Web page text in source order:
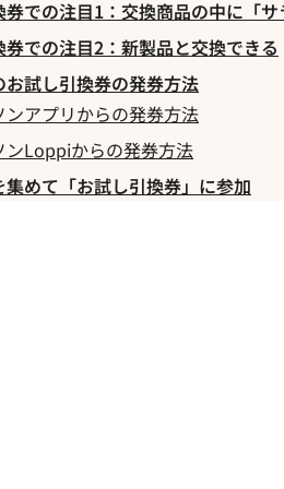
券での注目1：交換商品の中に「
券での注目2：新製品と交換できる
お試し引換券の発券方法
ンアプリからの発券方法
ンLoppiからの発券方法
集めて「お試し引換券」に参加